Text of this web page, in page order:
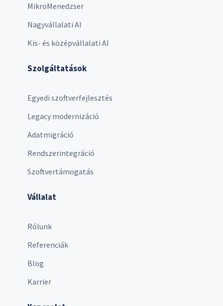
MikroMenedzser
Nagyvállalati AI
Kis- és középvállalati AI
Szolgáltatások
Egyedi szoftverfejlesztés
Legacy modernizáció
Adatmigráció
Rendszerintegráció
Szoftvertámogatás
Vállalat
Rólunk
Referenciák
Blog
Karrier